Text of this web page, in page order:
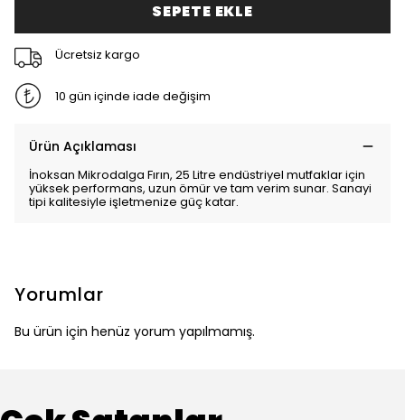
SEPETE EKLE
Ücretsiz kargo
10 gün içinde iade değişim
Ürün Açıklaması
İnoksan Mikrodalga Fırın, 25 Litre endüstriyel mutfaklar için
yüksek performans, uzun ömür ve tam verim sunar. Sanayi
tipi kalitesiyle işletmenize güç katar.
Yorumlar
Bu ürün için henüz yorum yapılmamış.